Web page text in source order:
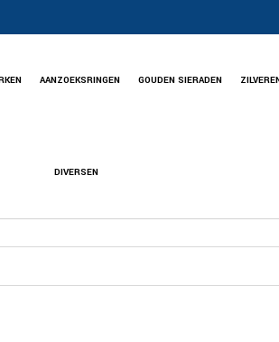
AANZOEKSRINGEN GOUDEN SIERADEN
DIVERSEN